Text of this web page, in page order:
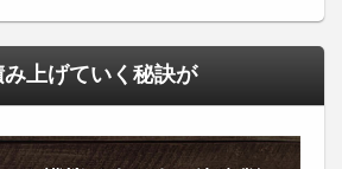
上げていく秘訣が